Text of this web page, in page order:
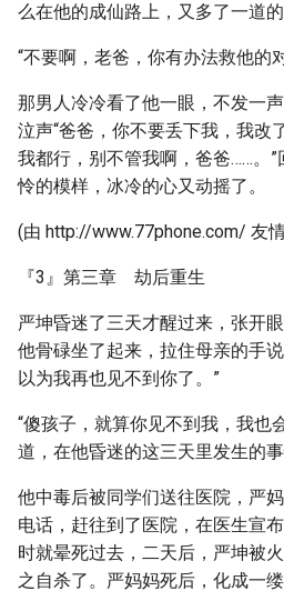
么在他的成仙路上，又多了一道的
“不要啊，老爸，你有办法救他的
那男人冷冷看了他一眼，不发一
泣声“爸爸，你不要丢下我，我改
我都行，别不管我啊，爸爸……。
怜的模样，冰冷的心又动摇了。
(由 http://www.77phone.com/ 友
『3』第三章 劫后重生
严坤昏迷了三天才醒过来，张开
他骨碌坐了起来，拉住母亲的手
以为我再也见不到你了。”
“傻孩子，就算你见不到我，我也
道，在他昏迷的这三天里发生的事
他中毒后被同学们送往医院，严
电话，赶往到了医院，在医生宣
时就晕死过去，二天后，严坤被
之自杀了。严妈妈死后，化成一